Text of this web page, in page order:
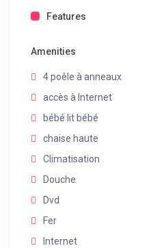
Features
Amenities
4 poêle à anneaux
accès à Internet
bébé lit bébé
chaise haute
Climatisation
Douche
Dvd
Fer
Internet